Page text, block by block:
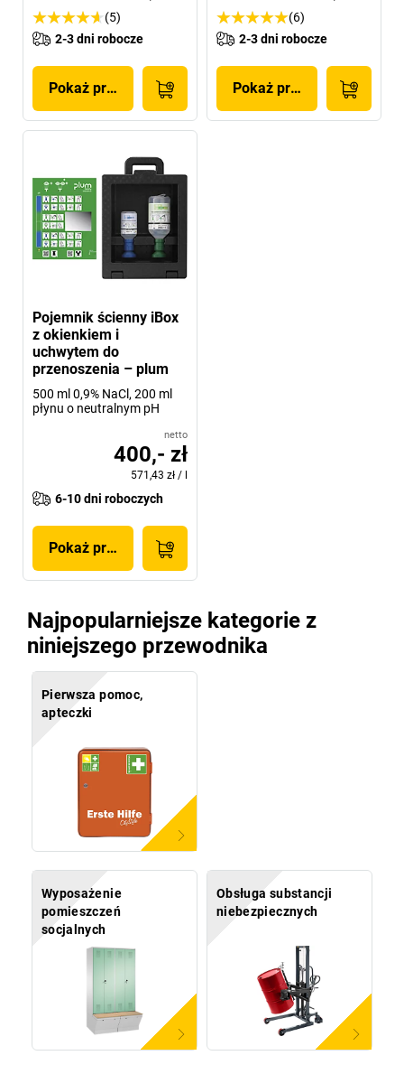
(5)
2-3 dni robocze
Pokaż produkt
(6)
2-3 dni robocze
Pokaż produkt
Pojemnik ścienny iBox
z okienkiem i
uchwytem do
przenoszenia – plum
500 ml 0,9% NaCl, 200 ml
płynu o neutralnym pH
netto
400,- zł
571,43 zł /
6-10 dni roboczych
Pokaż produkt
Najpopularniejsze kategorie z
niniejszego przewodnika
Pierwsza pomoc,
apteczki
Wyposażenie
pomieszczeń
socjalnych
Obsługa substancji
niebezpiecznych